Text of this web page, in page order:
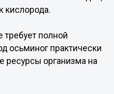
кислорода.
требует полной
осьминог практически
ресурсы организма на